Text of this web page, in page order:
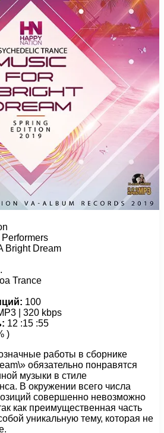
Bright Dream
Trance
100
| 320 kbps
12 :15 :55
)
работы в сборнике
обязательно понравятся
музыки в стиле
В окружении всего числа
совершенно невозможно
как преимущественная часть
уникальную тему, которая не